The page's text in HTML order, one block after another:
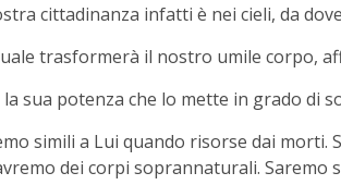
cittadinanza infatti è nei cieli, da
trasformerà il nostro umile corpo,
sua potenza che lo mette in grado di
simili a Lui quando risorse dai morti.
dei corpi soprannaturali. Saremo